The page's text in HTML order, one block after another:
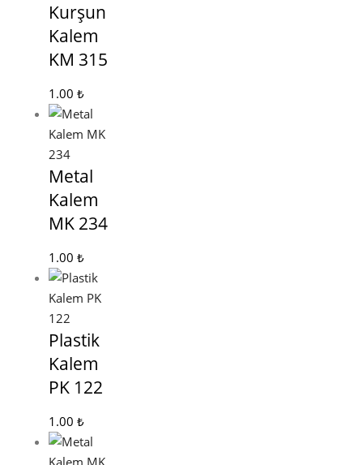
Kurşun
Kalem
KM 315
1.00 ₺
Metal
Kalem
MK 234
1.00 ₺
Plastik
Kalem
PK 122
1.00 ₺